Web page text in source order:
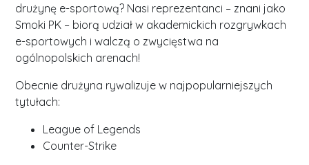
drużynę e-sportową? Nasi reprezentanci – znani jako
Smoki PK – biorą udział w akademickich rozgrywkach
e-sportowych i walczą o zwycięstwa na
ogólnopolskich arenach!
Obecnie drużyna rywalizuje w najpopularniejszych
tytułach:
League of Legends
Counter-Strike